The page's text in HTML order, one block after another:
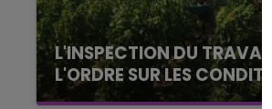
L'INSPECTION DU
L'ORDRE SUR LES
Alors que les dates de début